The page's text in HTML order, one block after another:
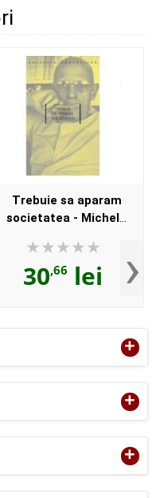
+
+
Trebuie sa aparam
societatea - Michel
30,66 lei ›
+